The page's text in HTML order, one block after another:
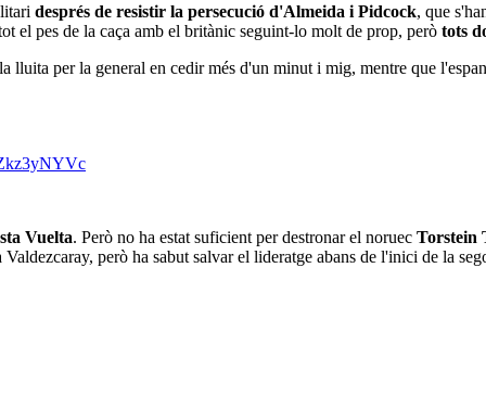
després de resistir la persecució d'Almeida i Pidcock, que
el pes de la caça amb el britànic seguint-lo molt de prop, però tots
lluita per la general en cedir més d'un minut i mig, mentre que
Vuelta. Però no ha estat suficient per destronar el noruec Torstein
Valdezcaray, però ha sabut salvar el lideratge abans de l'inici de la